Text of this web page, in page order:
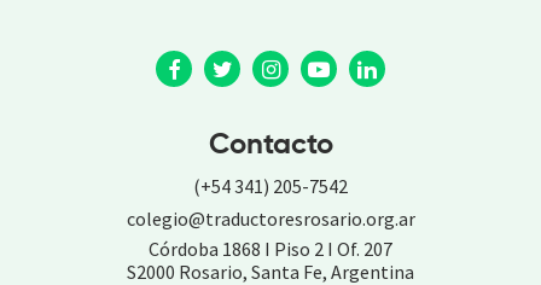
Contacto
(+54 341) 205-7542
colegio@traductoresrosario.org.ar
Córdoba 1868 I Piso 2 I Of. 207
S2000 Rosario, Santa Fe, Argentina